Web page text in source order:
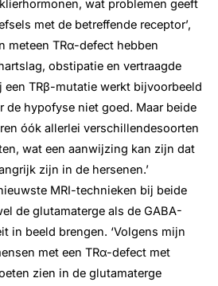
wat problemen geeft
met de betreffende receptor’,
meteen TRα-defect hebben
obstipatie en vertraagde
TRβ-mutatie werkt bijvoorbeeld
de hypofyse niet goed. Maar beide
óók allerlei verschillendesoorten
wat een aanwijzing kan zijn dat
zijn in de hersenen.’
MRI-technieken bij beide
de glutamaterge als de GABA-
in beeld brengen. ‘Volgens mijn
met een TRα-defect met
zien in de glutamaterge